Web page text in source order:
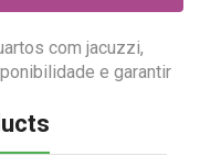
com jacuzzi,
e garantir